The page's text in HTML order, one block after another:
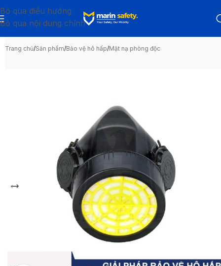
Bỏ qua điều hướng
Bỏ qua nội dung chính
Trang chủ/Sản phẩm/Bảo vệ hô hấp/Mặt nạ phòng độc